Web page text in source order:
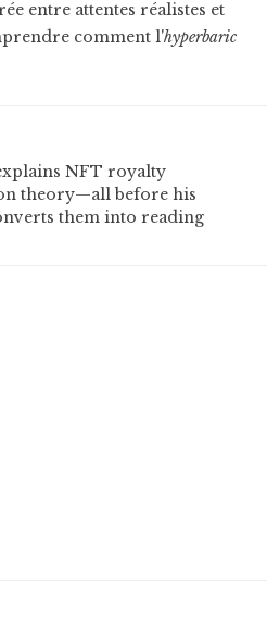
entre attentes réalistes et
comment l'hyperbaric
NFT royalty
theory—all before his
them into reading